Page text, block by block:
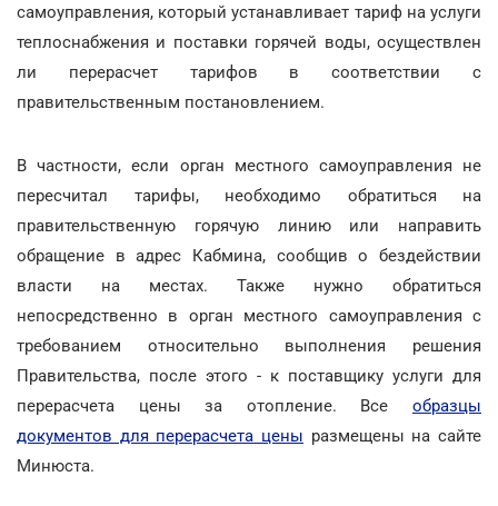
самоуправления, который устанавливает тариф на услуги
теплоснабжения и поставки горячей воды, осуществлен
ли перерасчет тарифов в соответствии с
правительственным постановлением.
В частности, если орган местного самоуправления не
пересчитал тарифы, необходимо обратиться на
правительственную горячую линию или направить
обращение в адрес Кабмина, сообщив о бездействии
власти на местах. Также нужно обратиться
непосредственно в орган местного самоуправления с
требованием относительно выполнения решения
Правительства, после этого - к поставщику услуги для
перерасчета цены за отопление. Все образцы
документов для перерасчета цены размещены на сайте
Минюста.